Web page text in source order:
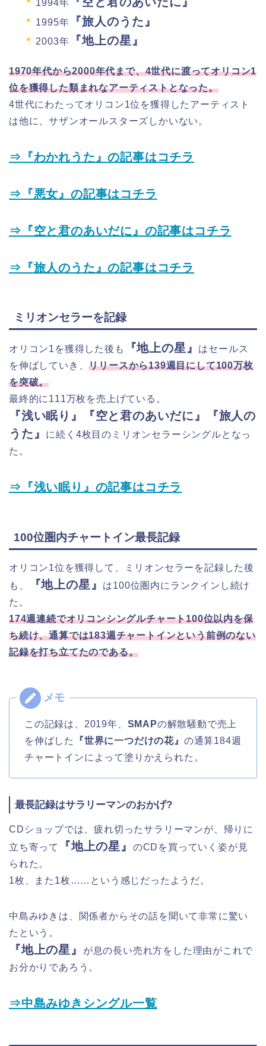
1994年
1995年 『旅人のうた』
2003年 『地上の星』
1970年代から2000年代まで、4世代に渡ってオリコン1
位を獲得した類まれなアーティストとなった。
4世代にわたってオリコン1位を獲得したアーティスト
は他に、サザンオールスターズしかいない。
⇒『わかれうた』の記事はコチラ
⇒『悪女』の記事はコチラ
⇒『空と君のあいだに』の記事はコチラ
⇒『旅人のうた』の記事はコチラ
ミリオンセラーを記録
オリコン1を獲得した後も 『地上の星』
はセールス
を伸ばしていき、リリースから139週目にして100万枚
を突破。
最終的に111万枚を売上げている。
『浅い眠り』『空と君のあいだに』『旅人の
うた』
に続く4枚目のミリオンセラーシングルとなっ
た。
⇒『浅い眠り』の記事はコチラ
100位圏内チャートイン最長記録
オリコン1位を獲得して、ミリオンセラーを記録した後
も、
『地上の星』
は100位圏内にランクインし続け
た。
174週連続でオリコンシングルチャート100位以内を保
ち続け、通算では183週チャートインという前例のない
記録を打ち立てたのである。
この記録は、2019年、 SMAPの解散騒動で売上
を伸ばした
『世界に一つだけの花』 の通算184週
チャートインによって塗りかえられた。
最長記録はサラリーマンのおかげ?
CDショップでは、疲れ切ったサラリーマンが、帰りに
立ち寄って
『地上の星』
のCDを買っていく姿が見
られた。
1枚、また1枚……という感じだったようだ。
中島みゆきは、関係者からその話を聞いて非常に驚い
たという。
『地上の星』
が息の長い売れ方をした理由がこれで
お分かりであろう。
⇒中島みゆきシングル一覧